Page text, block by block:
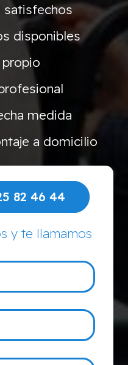
satisfechos
disponibles
medida
a domicilio
82 46 44
y te llamamos